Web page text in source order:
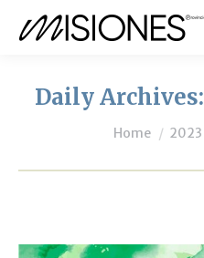
Daily Archives:
You are here:
Home 2023